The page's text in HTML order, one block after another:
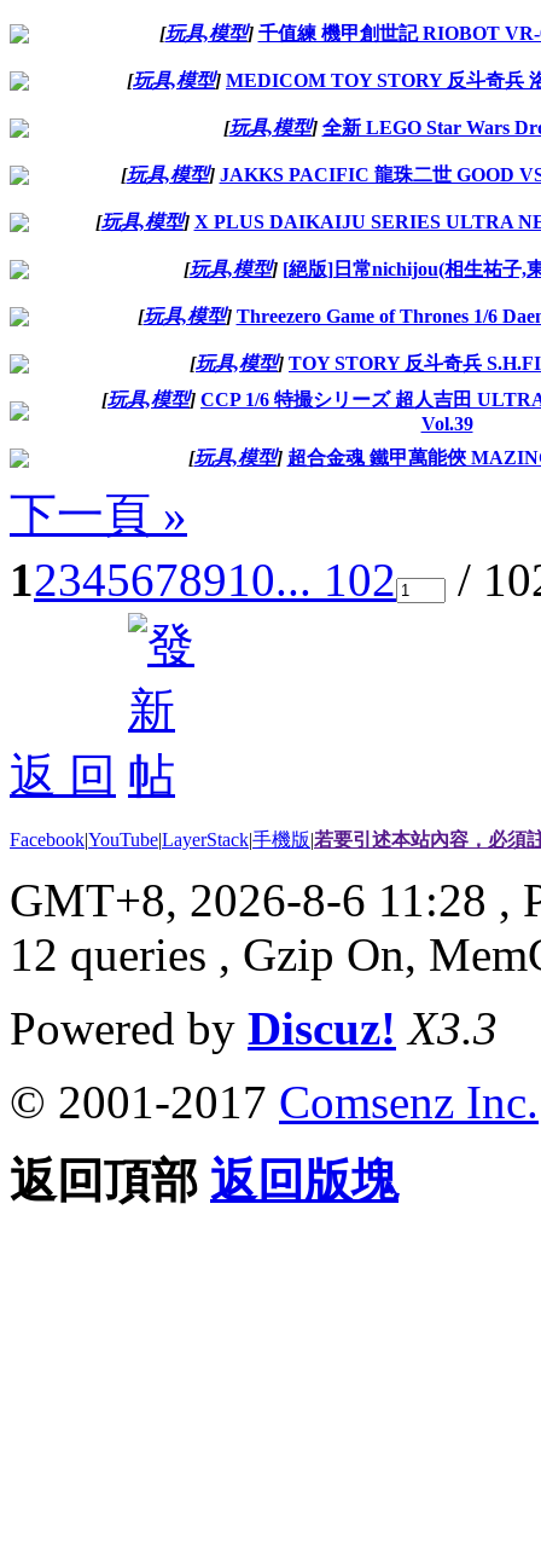
[玩具,模型] 千值練 機甲創世記 RIOBOT
[玩具,模型] MEDICOM TOY STORY 反斗奇兵
[玩具,模型] 全新 LEGO Star Wars
[玩具,模型] JAKKS PACIFIC 龍珠二世 GOOD
[玩具,模型] X PLUS DAIKAIJU SERIES ULTRA
[玩具,模型] [絕版]日常nichijou(相生祐子,
[玩具,模型] Threezero Game of Thrones 1/6
[玩具,模型] TOY STORY 反斗奇兵
[玩具,模型] CCP 1/6 特撮シリーズ 超人吉田
Vol.39
[玩具,模型] 超合金魂 鐵甲萬能俠
下一頁 »
12345678910... 102 /
返 回
Facebook|YouTube|LayerStack|手機版|若要引述本站內容，必須
GMT+8, 2026-8-6 11:28 ,
12 queries , Gzip On,
Powered by Discuz! X3.3
© 2001-2017 Comsenz Inc.
返回頂部 返回版塊